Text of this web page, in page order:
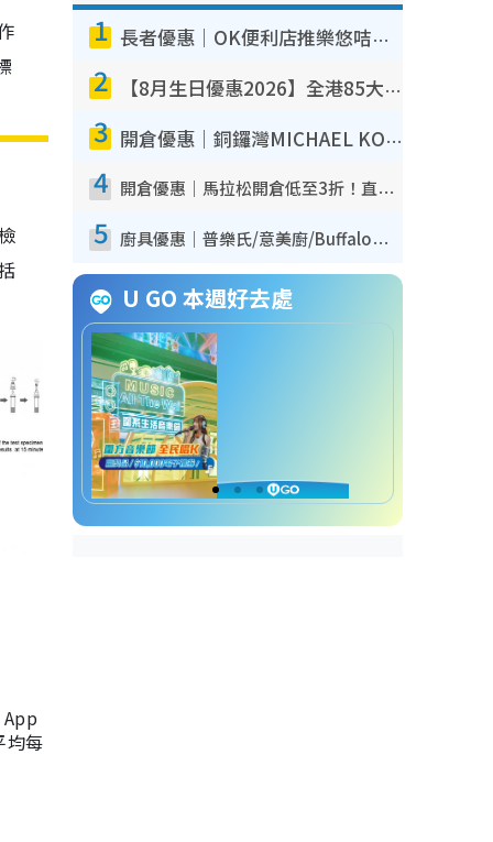
均每
1 長者優惠｜OK便利店推樂悠咭優惠！買麵包/牛奶/保健品拍卡即減
2 【8月生日優惠2026】全港85大食買玩著數攻略 自助餐/火鍋放題同行免費＋誠品/DONKI送現金券
3 開倉優惠｜銅鑼灣MICHAEL KORS開倉低至17折！直擊$500起買手袋/銀包/鞋款 必買經典Jet Set系列
4 開倉優惠｜馬拉松開倉低至3折！直擊$99起買adidas／New Balance／Puma鞋款 STANLEY保溫杯劈價至$119起
5 廚具優惠｜普樂氏/意美廚/Buffalo廚具低至3折！$89起買煎鍋／炒鑊／個人鍋 同場小家電激減至$99起
U GO 本週好去處